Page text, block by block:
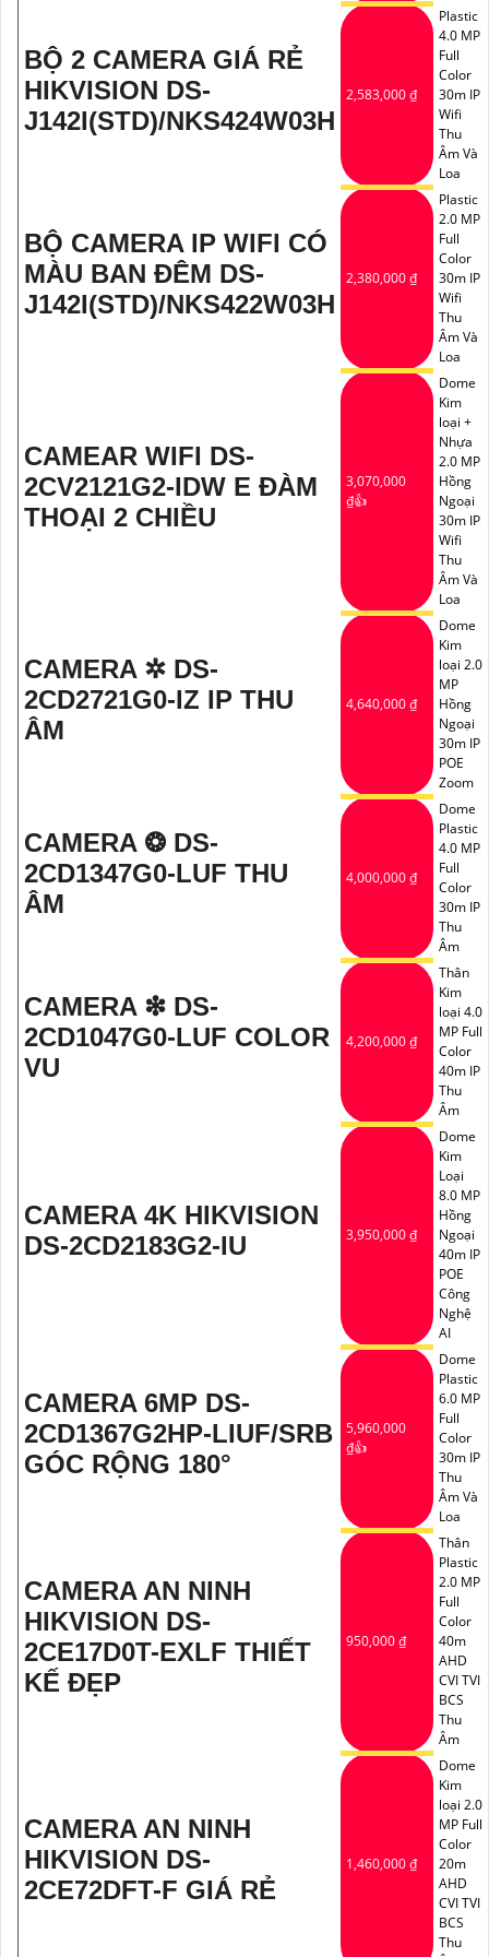
BỘ 2 CAMERA GIÁ RẺ
HIKVISION DS-
J142I(STD)/NKS424W03H
2,583,000 ₫
Plastic
4.0 MP
Full
Color
30m IP
Wifi
Thu
Âm Và
Loa
BỘ CAMERA IP WIFI CÓ
MÀU BAN ĐÊM DS-
J142I(STD)/NKS422W03H
2,380,000 ₫
Plastic
2.0 MP
Full
Color
30m IP
Wifi
Thu
Âm Và
Loa
CAMEAR WIFI DS-
2CV2121G2-IDW E ĐÀM
THOẠI 2 CHIỀU
3,070,000
₫👍
Dome
Kim
loại +
Nhựa
2.0 MP
Hồng
Ngoại
30m IP
Wifi
Thu
Âm Và
Loa
CAMERA ✲ DS-
2CD2721G0-IZ IP THU
ÂM
4,640,000 ₫
Dome
Kim
loại 2.0
MP
Hồng
Ngoại
30m IP
POE
Zoom
CAMERA ❂ DS-
2CD1347G0-LUF THU
ÂM
4,000,000 ₫
Dome
Plastic
4.0 MP
Full
Color
30m IP
Thu
Âm
CAMERA ❇ DS-
2CD1047G0-LUF COLOR
VU
4,200,000 ₫
Thân
Kim
loại 4.0
MP Full
Color
40m IP
Thu
Âm
CAMERA 4K HIKVISION
DS-2CD2183G2-IU
3,950,000 ₫
Dome
Kim
Loại
8.0 MP
Hồng
Ngoại
40m IP
POE
Công
Nghệ
AI
CAMERA 6MP DS-
2CD1367G2HP-LIUF/SRB
GÓC RỘNG 180°
5,960,000
₫👍
Dome
Plastic
6.0 MP
Full
Color
30m IP
Thu
Âm Và
Loa
CAMERA AN NINH
HIKVISION DS-
2CE17D0T-EXLF THIẾT
KẾ ĐẸP
950,000 ₫
Thân
Plastic
2.0 MP
Full
Color
40m
AHD
CVI TVI
BCS
Thu
Âm
CAMERA AN NINH
HIKVISION DS-
2CE72DFT-F GIÁ RẺ
1,460,000 ₫
Dome
Kim
loại 2.0
MP Full
Color
20m
AHD
CVI TVI
BCS
Thu